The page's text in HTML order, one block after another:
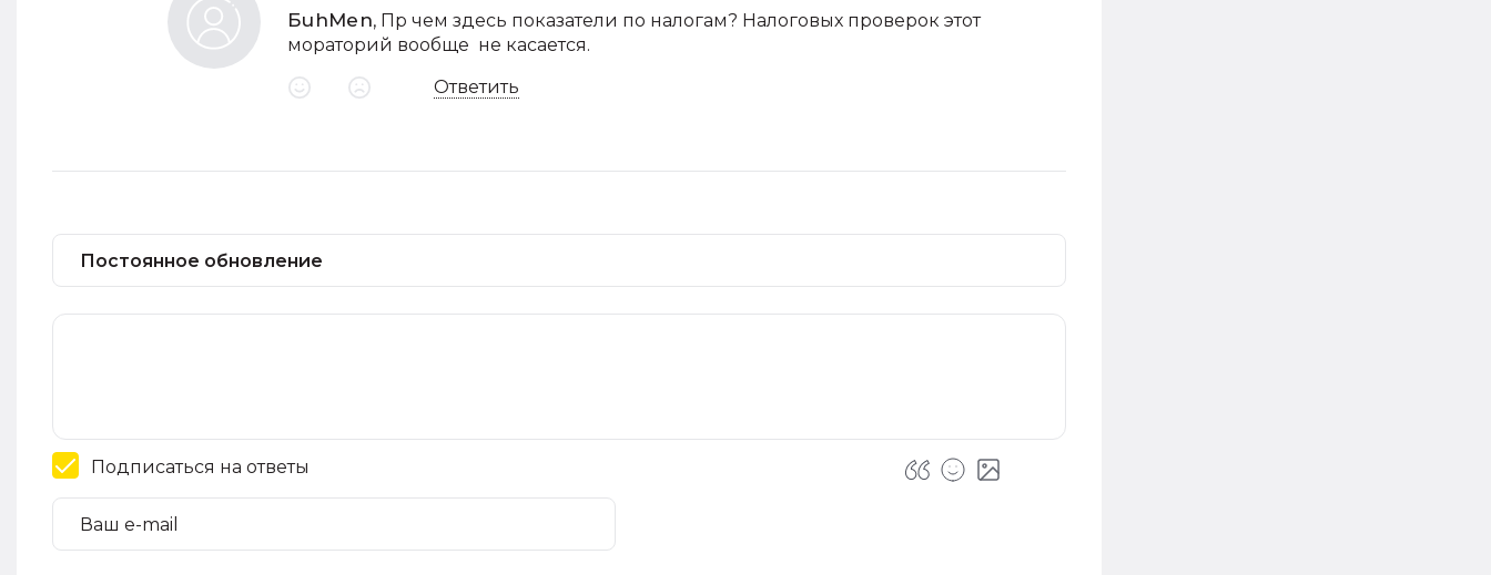
БuhMen, Пр чем здесь показатели по налогам? Налоговых проверок этот
мораторий вообще не касается.
Ответить
Подписаться на ответы